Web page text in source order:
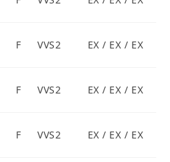
F VVS2 EX / EX / EX
F VVS2 EX / EX / EX
F VVS2 EX / EX / EX